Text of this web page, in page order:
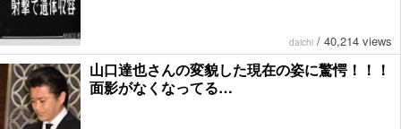
daichi / 40,214 views
山口達也さんの変貌した現在の姿に驚愕！！！
面影がなくなってる…